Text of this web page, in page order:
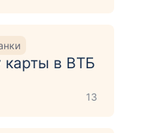
карты в ВТБ
13